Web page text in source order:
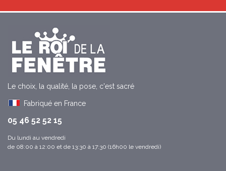
Le choix, la qualité, la pose, c'est sacré
Fabriqué en France
05 46 52 52 15
Du lundi au vendredi
de 08:00 à 12:00 et de 13:30 à 17:30 (16h00 le vendredi)